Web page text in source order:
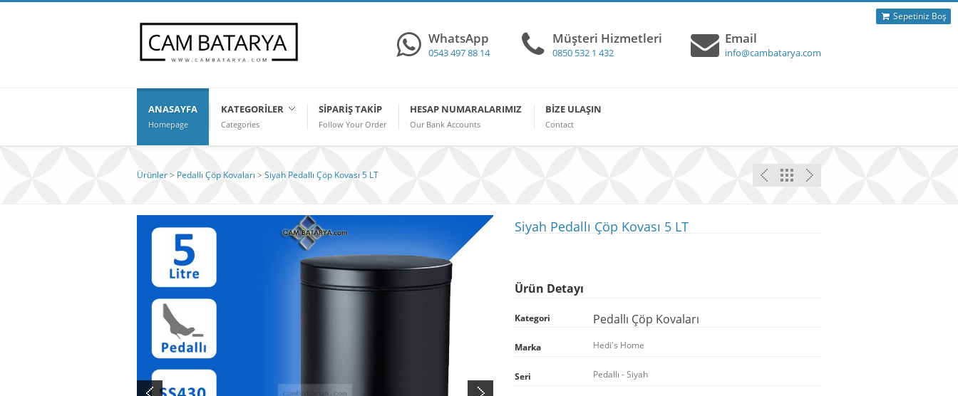
Sepetiniz Boş
WhatsApp
0543 497 88 14
Müşteri Hizmetleri
0850 532 1 432
Email
info@cambatarya.com
ANASAYFA
Homepage
KATEGORILER
Categories
SIPARIŞ TAKIP
Follow Your Order
HESAP NUMARALARIMIZ
Our Bank Accounts
BIZE ULAŞIN
Contact
Ürünler> Pedallı Çöp Kovaları > Siyah Pedallı Çöp Kovası 5 LT
Siyah Pedallı Çöp Kovası 5 LT
Ürün Detayı
Kategori Pedallı Çöp Kovaları
Marka Hedi's Home
Seri Pedallı - Siyah